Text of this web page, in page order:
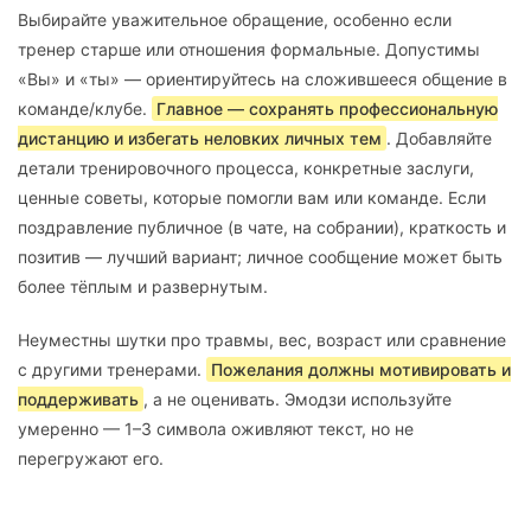
Выбирайте уважительное обращение, особенно если
тренер старше или отношения формальные. Допустимы
«Вы» и «ты» — ориентируйтесь на сложившееся общение в
команде/клубе. Главное — сохранять профессиональную
дистанцию и избегать неловких личных тем . Добавляйте
детали тренировочного процесса, конкретные заслуги,
ценные советы, которые помогли вам или команде. Если
поздравление публичное (в чате, на собрании), краткость и
позитив — лучший вариант; личное сообщение может быть
более тёплым и развернутым.
Неуместны шутки про травмы, вес, возраст или сравнение
с другими тренерами. Пожелания должны мотивировать и
поддерживать , а не оценивать. Эмодзи используйте
умеренно — 1–3 символа оживляют текст, но не
перегружают его.